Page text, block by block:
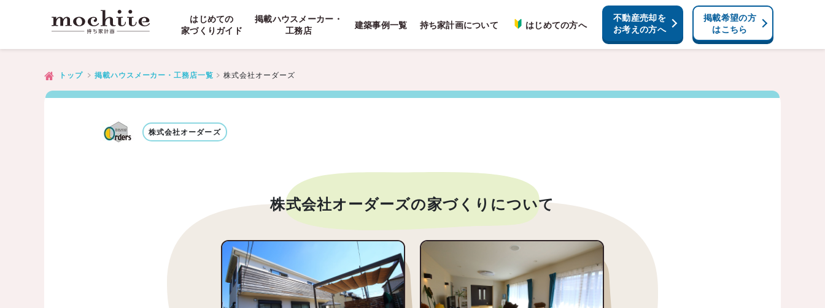
はじめての
家づくりガイド
掲載ハウスメーカー・
工務店
建築事例一覧 持ち家計画について はじめての方へ
不動産売却を
お考えの方へ
掲載希望の方
はこちら
トップ 掲載ハウスメーカー・工務店一覧 株式会社オーダーズ
株式会社オーダーズ
株式会社オーダーズの家づくりについて